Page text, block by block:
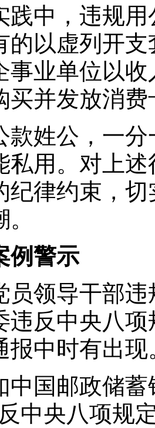
，违规用
的以虚列开
事业单位以
买并发放消费
公，一分
私用。对上
纪律约束，
例警示
导干部违
违反中央八
报中时有出现
邮政储蓄
中央八项规